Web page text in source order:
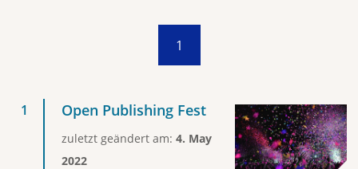
1
Open Publishing Fest
zuletzt geändert am: 4. May
2022